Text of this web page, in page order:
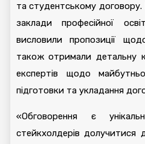
та студентському
заклади професійної
висловили пропозиції
також отримали детальну
експертів щодо
підготовки та укладання
«Обговорення є
стейкхолдерів